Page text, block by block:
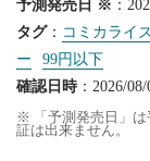
予測発売日 ※ ：
タグ： コミカライ
ー
99円以下
確認日時：2026/08/
※ 「予測発売日」は
証は出来ません。